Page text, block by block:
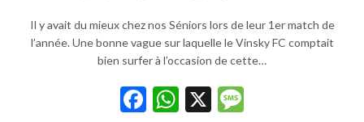
Il y avait du mieux chez nos Séniors lors de leur 1er match de
l’année. Une bonne vague sur laquelle le Vinsky FC comptait
bien surfer à l’occasion de cette…
Facebook
WhatsApp
X